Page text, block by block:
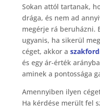
Sokan attól tartanak,
drága, és nem ad
megérje rá beruházni.
ugyanis, ha sikerül
céget, akkor a
és egy ár-érték
aminek a pontossága
Amennyiben ilyen
Ha kérdése merült fel